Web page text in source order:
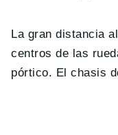
La gran distancia
centros de las
pórtico. El chasis